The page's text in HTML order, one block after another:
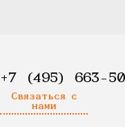
+7 (495) 663-
Связаться с
нами